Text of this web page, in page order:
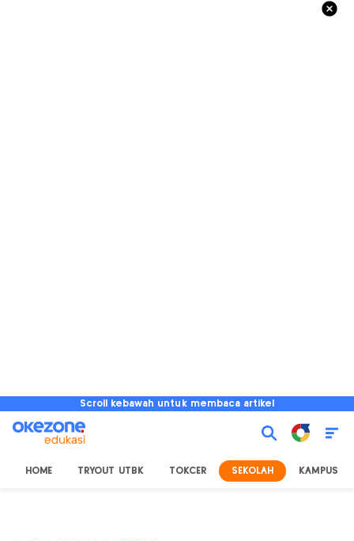
Scroll kebawah untuk membaca artikel
HOME TRYOUT UTBK TOKCER SEKOLAH KAMPUS